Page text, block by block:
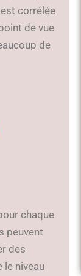
corrélée
de vue
de
chaque
peuvent
des
le niveau